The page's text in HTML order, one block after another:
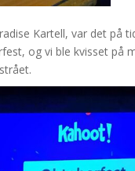
Kartell, var det
og vi ble kvisset på